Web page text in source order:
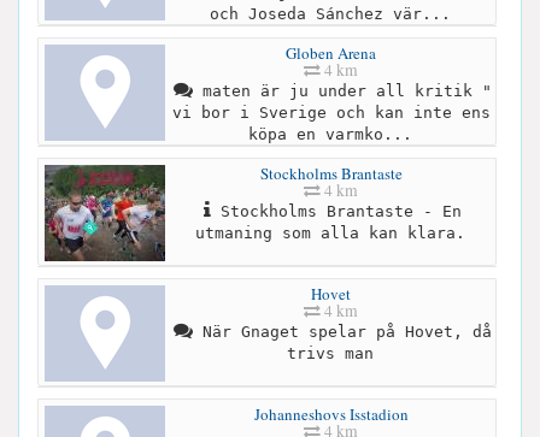
och Joseda Sánchez vär...
Globen Arena
4 km
maten är ju under all kritik "
vi bor i Sverige och kan inte ens
köpa en varmko...
Stockholms Brantaste
4 km
Stockholms Brantaste - En
utmaning som alla kan klara.
Hovet
4 km
När Gnaget spelar på Hovet, då
trivs man
Johanneshovs Isstadion
4 km